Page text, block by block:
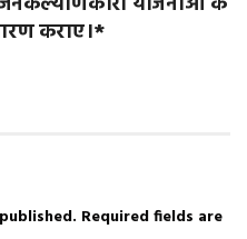
कराए।*
Required fields are